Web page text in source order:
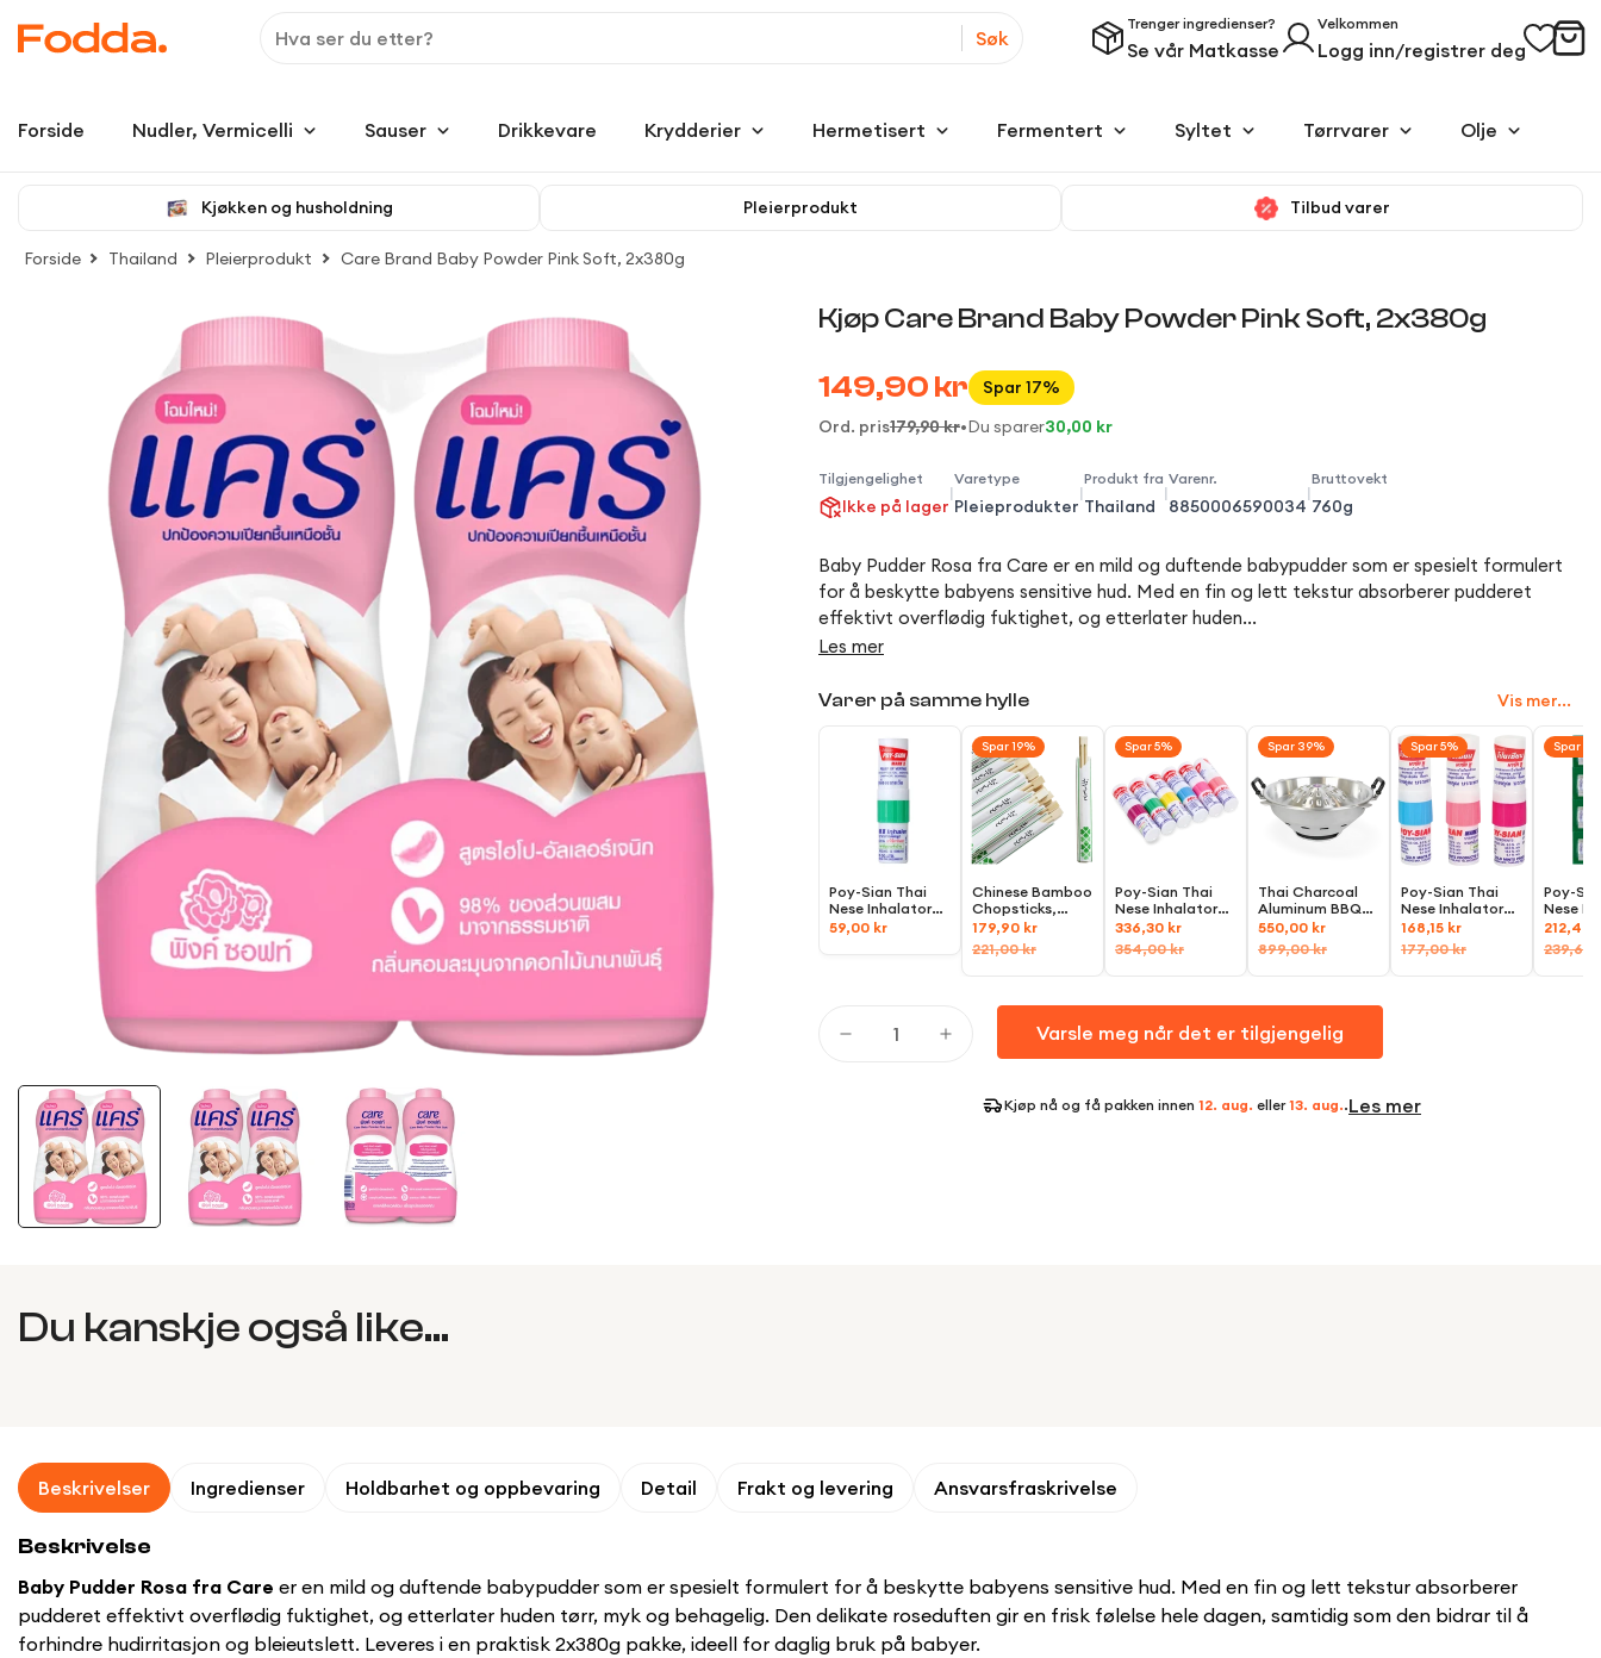
Søk
Trenger ingredienser?
Se vår Matkasse
Velkommen
Logg inn/registrer deg
Forside Nudler, Vermicelli Sauser Drikkevare Krydderier Hermetisert Fermentert Syltet Tørrvarer Olje
Kjøkken og husholdning Pleierprodukt Tilbud varer
Forside Thailand Pleierprodukt Care Brand Baby Powder Pink Soft, 2x380g
Kjøp Care Brand Baby Powder Pink Soft, 2x380g
149,90 kr
Spar 17%
Ord. pris179,90 kr•Du sparer30,00 kr
Tilgjengelighet
Ikke på lager
|
Varetype
Pleieprodukter
|
Produkt fra
Thailand
|
Varenr.
8850006590034
|
Bruttovekt
760g
Baby Pudder Rosa fra Care er en mild og duftende babypudder som er spesielt formulert
for å beskytte babyens sensitive hud. Med en fin og lett tekstur absorberer pudderet
effektivt overflødig fuktighet, og etterlater huden...
Les mer
Varer på samme hylle Vis mer...
Poy-Sian Thai
Nese Inhalator
(ยาดม), 1,7ml
59,00 kr
Spar 19%
Chinese Bamboo
Chopsticks,
100stk
179,90 kr
221,00 kr
Spar 5%
Poy-Sian Thai
Nese Inhalator
(ยาดม), 6x1,7ml
336,30 kr
354,00 kr
Spar 39%
Thai Charcoal
Aluminum BBQ
Grill with Dome
Lid, Ø35
550,00 kr
899,00 kr
Spar 5%
Poy-Sian Thai
Nese Inhalator
(ยาดม), 3x1,7ml
168,15 kr
177,00 kr
Spar
Poy-
Nese
(ยาดม),
212,40
239,60
Varsle meg når det er tilgjengelig
Kjøp nå og få pakken innen 12. aug. eller13. aug..Les mer
Du kanskje også like...
Beskrivelser Ingredienser Holdbarhet og oppbevaring Detail Frakt og levering Ansvarsfraskrivelse
Beskrivelse
Baby Pudder Rosa fra Care er en mild og duftende babypudder som er spesielt formulert for å beskytte babyens sensitive hud. Med en fin og lett tekstur absorberer
pudderet effektivt overflødig fuktighet, og etterlater huden tørr, myk og behagelig. Den delikate roseduften gir en frisk følelse hele dagen, samtidig som den bidrar til å
forhindre hudirritasjon og bleieutslett. Leveres i en praktisk 2x380g pakke, ideell for daglig bruk på babyer.